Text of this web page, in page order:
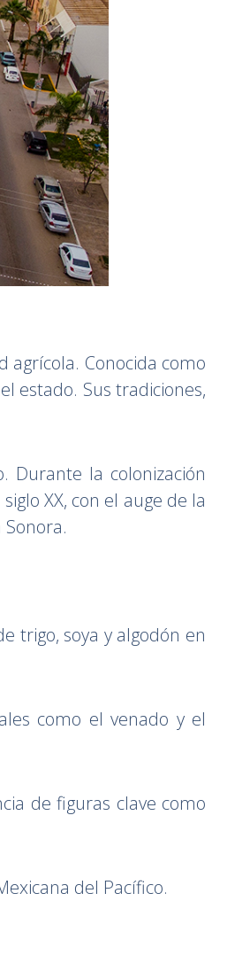
Conocida como
estado. Sus tradiciones,
Durante la colonización
XX, con el auge de la
trigo, soya y algodón en
como el venado y el
de figuras clave como
del Pacífico.